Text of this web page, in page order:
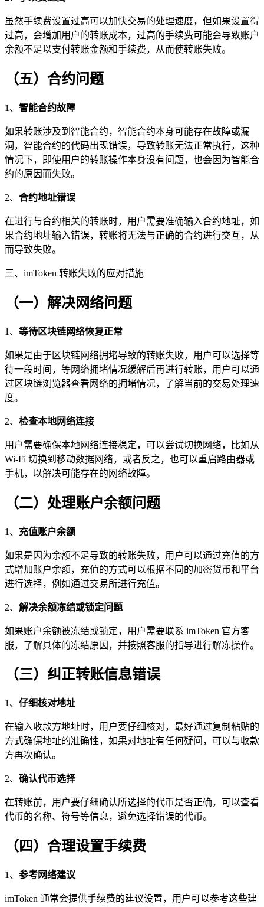
虽然手续费设置过高可以加快交易的处理速度，但如果设置得
过高，会增加用户的转账成本，过高的手续费可能会导致账户
余额不足以支付转账金额和手续费，从而使转账失败。
（五）合约问题
1、 智能合约故障
如果转账涉及到智能合约，智能合约本身可能存在故障或漏
洞，智能合约的代码出现错误，导致转账无法正常执行，这种
情况下，即使用户的转账操作本身没有问题，也会因为智能合
约的原因而失败。
2、 合约地址错误
在进行与合约相关的转账时，用户需要准确输入合约地址，如
果合约地址输入错误，转账将无法与正确的合约进行交互，从
而导致失败。
三、imToken 转账失败的应对措施
（一）解决网络问题
1、 等待区块链网络恢复正常
如果是由于区块链网络拥堵导致的转账失败，用户可以选择等
待一段时间，等网络拥堵情况缓解后再进行转账，用户可以通
过区块链浏览器查看网络的拥堵情况，了解当前的交易处理速
度。
2、 检查本地网络连接
用户需要确保本地网络连接稳定，可以尝试切换网络，比如从
Wi-Fi 切换到移动数据网络，或者反之，也可以重启路由器或
手机，以解决可能存在的网络故障。
（二）处理账户余额问题
1、 充值账户余额
如果是因为余额不足导致的转账失败，用户可以通过充值的方
式增加账户余额，充值的方式可以根据不同的加密货币和平台
进行选择，例如通过交易所进行充值。
2、 解决余额冻结或锁定问题
如果账户余额被冻结或锁定，用户需要联系 imToken 官方客
服，了解具体的冻结原因，并按照客服的指导进行解冻操作。
（三）纠正转账信息错误
1、 仔细核对地址
在输入收款方地址时，用户要仔细核对，最好通过复制粘贴的
方式确保地址的准确性，如果对地址有任何疑问，可以与收款
方再次确认。
2、 确认代币选择
在转账前，用户要仔细确认所选择的代币是否正确，可以查看
代币的名称、符号等信息，避免选择错误的代币。
（四）合理设置手续费
1、 参考网络建议
imToken 通常会提供手续费的建议设置，用户可以参考这些建